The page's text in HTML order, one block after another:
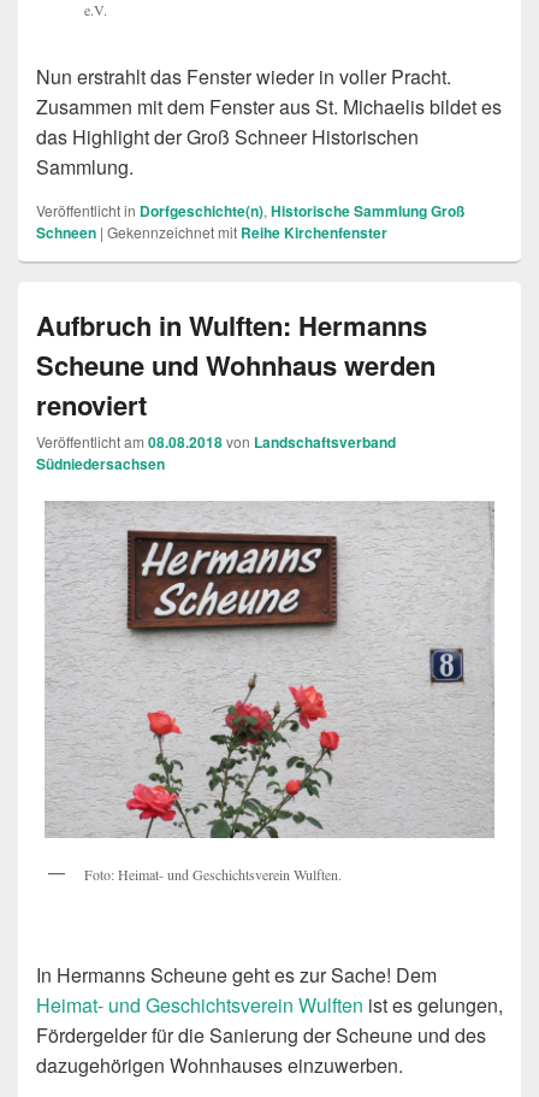
e.V.
Nun erstrahlt das Fenster wieder in voller Pracht.
Zusammen mit dem Fenster aus St. Michaelis bildet es
das Highlight der Groß Schneer Historischen
Sammlung.
Veröffentlicht in Dorfgeschichte(n), Historische Sammlung Groß
Schneen | Gekennzeichnet mit Reihe Kirchenfenster
Aufbruch in Wulften: Hermanns
Scheune und Wohnhaus werden
renoviert
Veröffentlicht am 08.08.2018von Landschaftsverband
Südniedersachsen
Foto: Heimat- und Geschichtsverein Wulften.
In Hermanns Scheune geht es zur Sache! Dem
Heimat- und Geschichtsverein Wulften ist es gelungen,
Fördergelder für die Sanierung der Scheune und des
dazugehörigen Wohnhauses einzuwerben.